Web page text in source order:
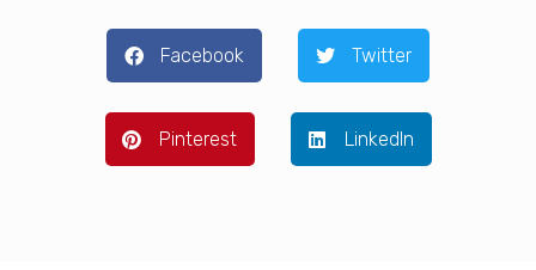
Facebook Twitter
Pinterest LinkedIn